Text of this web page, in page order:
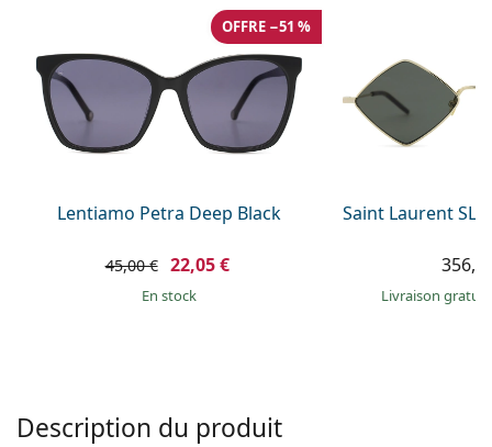
Prada
Toutes les marques
Lentiamo Petra Deep Black
OFFRE −51 %
45,00 € 22,05 €
en stock
Saint Laurent SL
Livraison
Description du produit